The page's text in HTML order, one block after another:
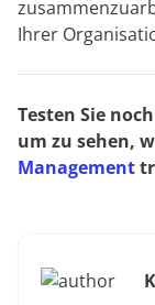
Ihrer
Testen Sie
um zu sehen,
Management